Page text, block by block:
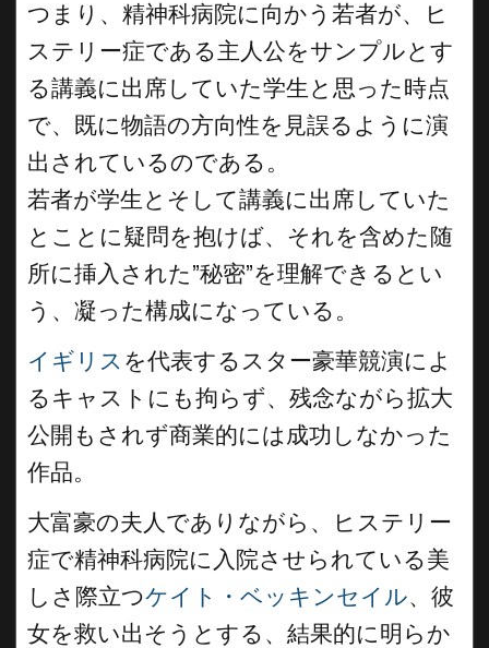
つまり、精神科病院に向かう若者が、ヒ
ステリー症である主人公をサンプルとす
る講義に出席していた学生と思った時点
で、既に物語の方向性を見誤るように演
出されているのである。
若者が学生とそして講義に出席していた
とことに疑問を抱けば、それを含めた随
所に挿入された”秘密”を理解できるとい
う、凝った構成になっている。
イギリス を代表するスター豪華競演によ
るキャストにも拘らず、残念ながら拡大
公開もされず商業的には成功しなかった
作品。
大富豪の夫人でありながら、ヒステリー
症で精神科病院に入院させられている美
しさ際立つケイト・ベッキンセイル、彼
女を救い出そうとする、結果的に明らか